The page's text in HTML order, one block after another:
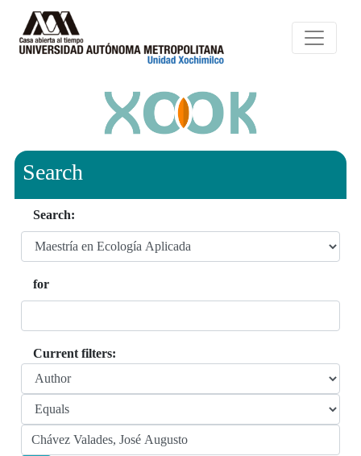
Search
Search:
for
Current filters: